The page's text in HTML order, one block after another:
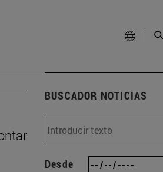
BUSCADOR NOTICIAS
Desde